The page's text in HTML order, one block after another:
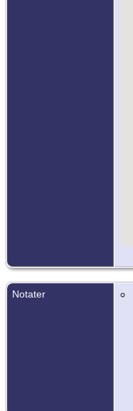
Notater